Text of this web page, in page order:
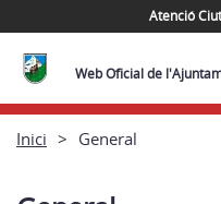
Atenció
Web Oficial de
Inici General